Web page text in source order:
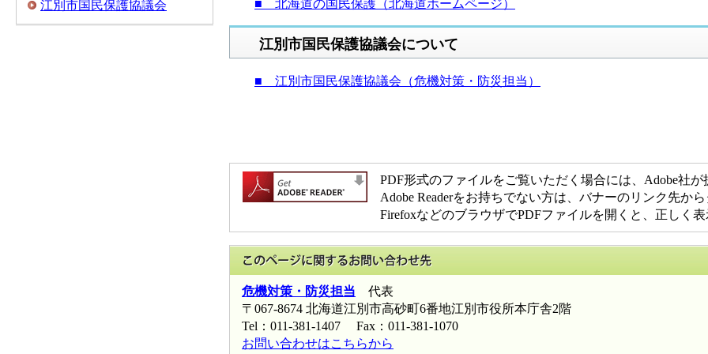
江別市国民保護協議会 ■ 北海道の国民保護（北海道ホームページ）
江別市国民保護協議会について
■ 江別市国民保護協議会（危機対策・防災担当）
PDF形式のファイルをご覧いただく場合には、Adobe社が
Adobe Readerをお持ちでない方は、バナーのリンク先か
FirefoxなどのブラウザでPDFファイルを開くと、正しく
危機対策・防災担当 代表
〒067-8674 北海道江別市高砂町6番地江別市役所本庁舎2階
Tel：011-381-1407 Fax：011-381-1070
お問い合わせはこちらから